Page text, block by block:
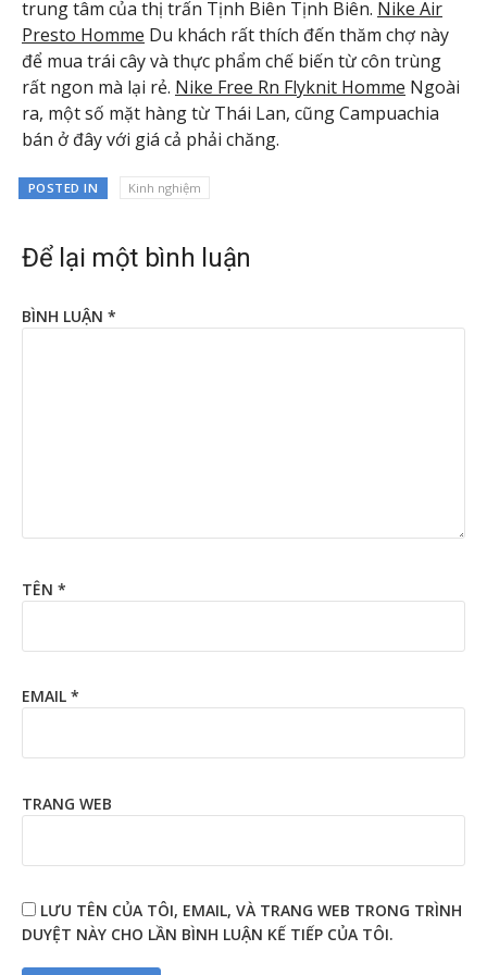
trung tâm của thị trấn Tịnh Biên Tịnh Biên. Nike Air
Presto Homme Du khách rất thích đến thăm chợ này
để mua trái cây và thực phẩm chế biến từ côn trùng
rất ngon mà lại rẻ. Nike Free Rn Flyknit Homme Ngoài
ra, một số mặt hàng từ Thái Lan, cũng Campuachia
bán ở đây với giá cả phải chăng.
POSTED IN Kinh nghiệm
Để lại một bình luận
BÌNH LUẬN *
TÊN *
EMAIL *
TRANG WEB
LƯU TÊN CỦA TÔI, EMAIL, VÀ TRANG WEB TRONG TRÌNH
DUYỆT NÀY CHO LẦN BÌNH LUẬN KẾ TIẾP CỦA TÔI.